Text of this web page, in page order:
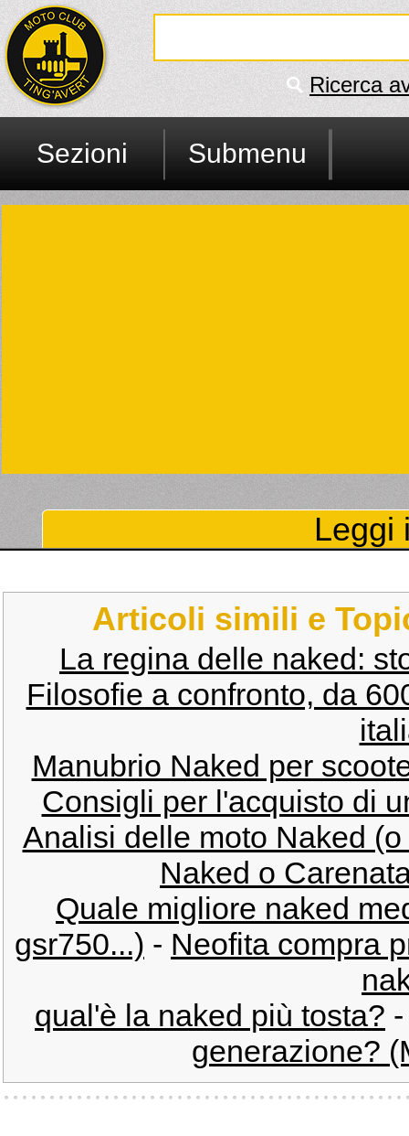
Ricerca
Sezioni Submenu
Leggi
Articoli simili e
La regina delle naked:
Filosofie a confronto, da
Manubrio Naked per
Consigli per l'acquisto di
Analisi delle moto Naked
Naked o
Quale migliore naked
gsr750...) - Neofita compra
qual'è la naked più tosta?
generazione?